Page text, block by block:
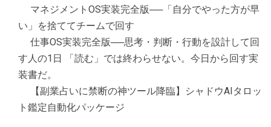
マネジメントOS実装完全版──「自分でやった方が早
い」を捨ててチームで回す
仕事OS実装完全版──思考・判断・行動を設計して回
す人の1日 「読む」では終わらせない。今日から回す実
装書だ。
【副業占いに禁断の神ツール降臨】シャドウAIタロッ
ト鑑定自動化パッケージ